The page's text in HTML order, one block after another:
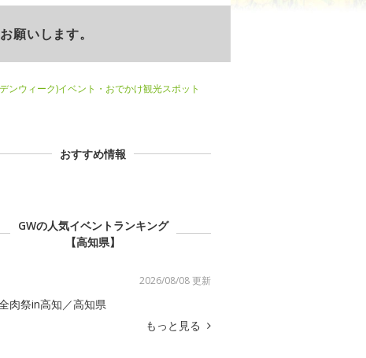
願いします。
ンウィーク)イベント・おでかけ観光スポット
おすすめ情報
GWの人気イベントランキング
【高知県】
2026/08/08 更新
肉祭in高知／高知県
もっと見る